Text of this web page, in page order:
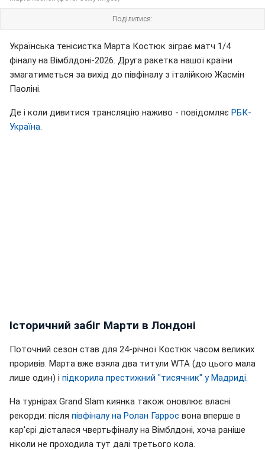
Поділитися:
Українська тенісистка Марта Костюк зіграє матч 1/4
фіналу на Вімблдоні-2026. Друга ракетка нашої країни
змагатиметься за вихід до півфіналу з італійкою Жасмін
Паоліні.
Де і коли дивитися трансляцію наживо - повідомляє РБК-
Україна
Історичний забіг Марти в Лондоні
Поточний сезон став для 24-річної Костюк часом великих
проривів. Марта вже взяла два титули WTA (до цього мала
лише один) і підкорила престижний "тисячник" у Мадриді
На турнірах Grand Slam киянка також оновлює власні
рекорди: після півфіналу на Ролан Гаррос вона вперше в
кар'єрі дісталася чвертьфіналу на Вімблдоні, хоча раніше
ніколи не проходила тут далі третього кола.